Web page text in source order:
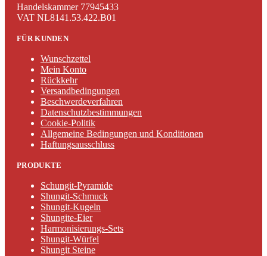
Handelskammer 77945433
VAT NL8141.53.422.B01
FÜR KUNDEN
Wunschzettel
Mein Konto
Rückkehr
Versandbedingungen
Beschwerdeverfahren
Datenschutzbestimmungen
Cookie-Politik
Allgemeine Bedingungen und Konditionen
Haftungsausschluss
PRODUKTE
Schungit-Pyramide
Shungit-Schmuck
Shungit-Kugeln
Shungite-Eier
Harmonisierungs-Sets
Shungit-Würfel
Shungit Steine